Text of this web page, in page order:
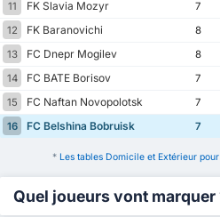
11
FK Slavia Mozyr 7
12
FK Baranovichi 8
13
FC Dnepr Mogilev 8
14
FC BATE Borisov 7
15
FC Naftan Novopolotsk 7
16
FC Belshina Bobruisk 7
* Les tables Domicile et Extérieur
Quel joueurs vont marquer